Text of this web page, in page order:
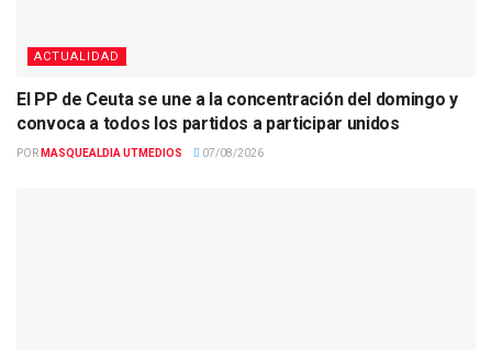
ACTUALIDAD
El PP de Ceuta se une a la concentración del domingo y
convoca a todos los partidos a participar unidos
POR MASQUEALDIA UTMEDIOS 07/08/2026